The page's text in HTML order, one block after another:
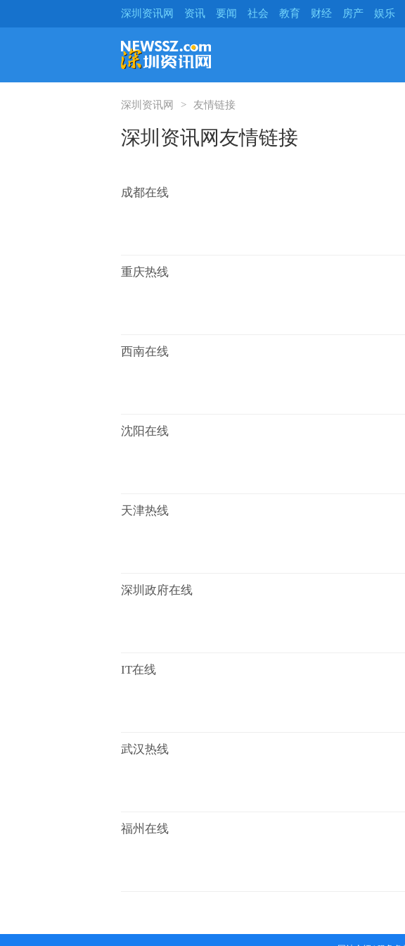
深圳资讯网 资讯 要闻 社会 教育 财经 房产 娱乐
深圳资讯网 友情链接
深圳资讯网友情链接
成都在线
重庆热线
西南在线
沈阳在线
天津热线
深圳政府在线
IT在线
武汉热线
福州在线